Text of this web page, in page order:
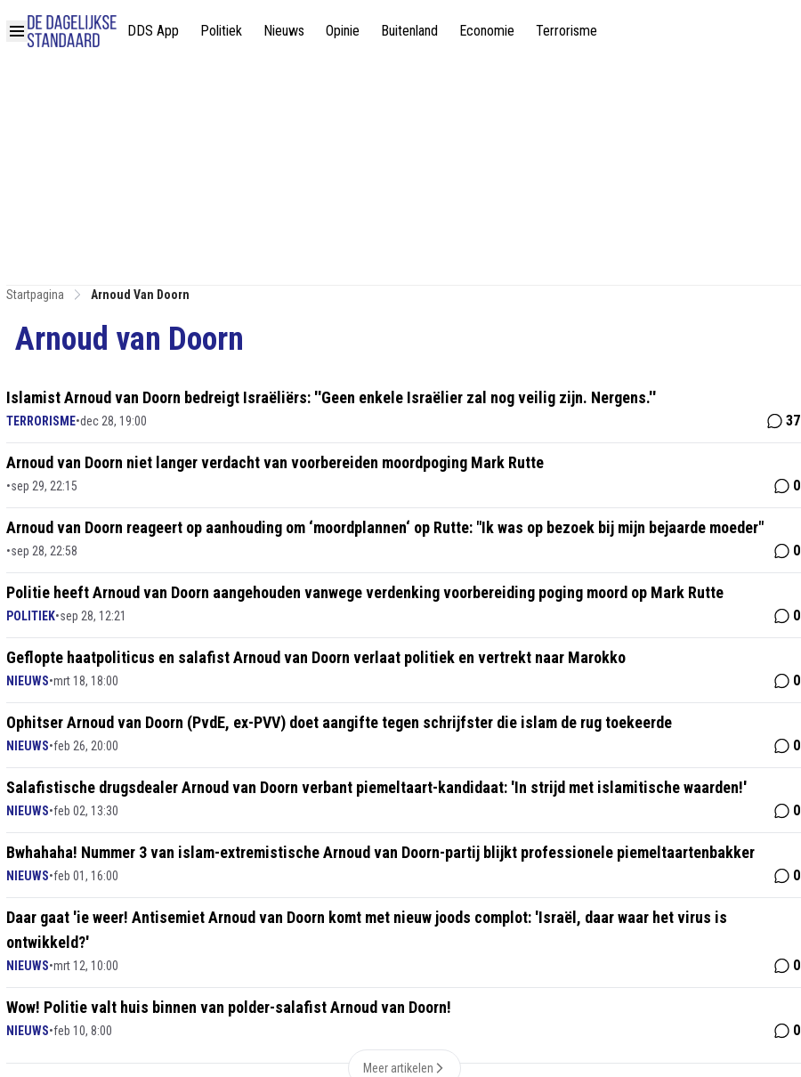
DDS App Politiek Nieuws Opinie Buitenland Economie Terrorisme
Startpagina Arnoud Van Doorn
Arnoud van Doorn
Islamist Arnoud van Doorn bedreigt Israëliërs: ''Geen enkele Israëlier zal nog veilig zijn. Nergens.''
TERRORISME•dec 28, 19:00 37
Arnoud van Doorn niet langer verdacht van voorbereiden moordpoging Mark Rutte
•sep 29, 22:15 0
Arnoud van Doorn reageert op aanhouding om ‘moordplannen‘ op Rutte: "Ik was op bezoek bij mijn bejaarde moeder"
•sep 28, 22:58 0
Politie heeft Arnoud van Doorn aangehouden vanwege verdenking voorbereiding poging moord op Mark Rutte
POLITIEK•sep 28, 12:21 0
Geflopte haatpoliticus en salafist Arnoud van Doorn verlaat politiek en vertrekt naar Marokko
NIEUWS•mrt 18, 18:00 0
Ophitser Arnoud van Doorn (PvdE, ex-PVV) doet aangifte tegen schrijfster die islam de rug toekeerde
NIEUWS•feb 26, 20:00 0
Salafistische drugsdealer Arnoud van Doorn verbant piemeltaart-kandidaat: 'In strijd met islamitische waarden!'
NIEUWS•feb 02, 13:30 0
Bwhahaha! Nummer 3 van islam-extremistische Arnoud van Doorn-partij blijkt professionele piemeltaartenbakker
NIEUWS•feb 01, 16:00 0
Daar gaat 'ie weer! Antisemiet Arnoud van Doorn komt met nieuw joods complot: 'Israël, daar waar het virus is
ontwikkeld?'
NIEUWS•mrt 12, 10:00 0
Wow! Politie valt huis binnen van polder-salafist Arnoud van Doorn!
NIEUWS•feb 10, 8:00 0
Meer artikelen